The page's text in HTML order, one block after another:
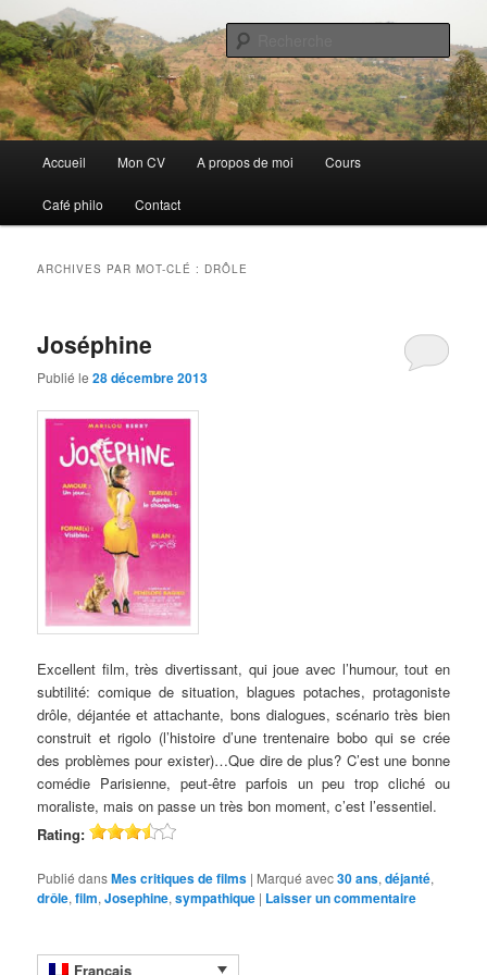
au
contenu
principal
au
contenu
secondaireGuillaume Nicaise
Discovery
principal
Accueil Mon CV A propos de moi Cours
Café philo Contact
ARCHIVES PAR MOT-CLÉ : DRÔLE
Joséphine
Publié le28 décembre 2013
Excellent film, très divertissant, qui joue avec l’humour, tout en
subtilité: comique de situation, blagues potaches, protagoniste
drôle, déjantée et attachante, bons dialogues, scénario très bien
construit et rigolo (l’histoire d’une trentenaire bobo qui se crée
des problèmes pour exister)…Que dire de plus? C’est une bonne
comédie Parisienne, peut-être parfois un peu trop cliché ou
moraliste, mais on passe un très bon moment, c’est l’essentiel.
Rating:
Publié dansMes critiques de films | Marqué avec30 ans,déjanté,
drôle,film,Josephine,sympathique | Laisser un commentaire
Français